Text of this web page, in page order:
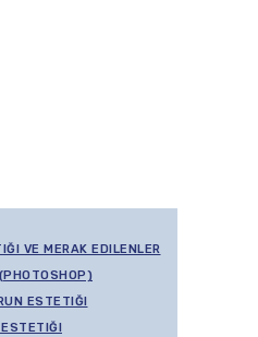
VE MERAK EDILENLER
ESTETIĞI